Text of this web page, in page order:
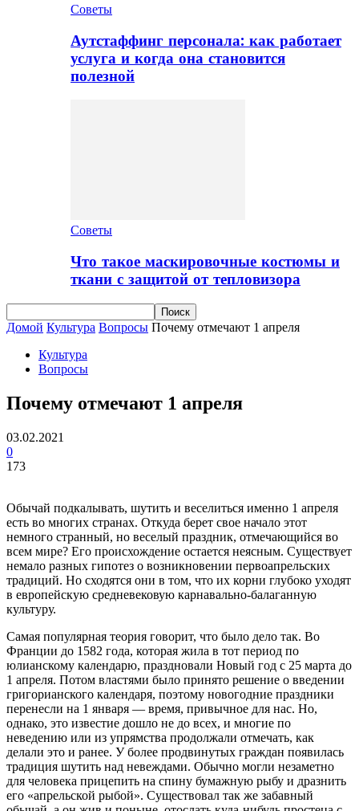
Советы
Аутстаффинг персонала: как работает
услуга и когда она становится
полезной
Советы
Что такое маскировочные костюмы и
ткани с защитой от тепловизора
Домой Культура Вопросы Почему отмечают 1 апреля
Культура
Вопросы
Почему отмечают 1 апреля
03.02.2021
0
173
Обычай подкалывать, шутить и веселиться именно 1 апреля
есть во многих странах. Откуда берет свое начало этот
немного странный, но веселый праздник, отмечающийся во
всем мире? Его происхождение остается неясным. Существует
немало разных гипотез о возникновении первоапрельских
традиций. Но сходятся они в том, что их корни глубоко уходят
в европейскую средневековую карнавально-балаганную
культуру.
Самая популярная теория говорит, что было дело так. Во
Франции до 1582 года, которая жила в тот период по
юлианскому календарю, праздновали Новый год с 25 марта до
1 апреля. Потом властями было принято решение о введении
григорианского календаря, поэтому новогодние праздники
перенесли на 1 января — время, привычное для нас. Но,
однако, это известие дошло не до всех, и многие по
неведению или из упрямства продолжали отмечать, как
делали это и ранее. У более продвинутых граждан появилась
традиция шутить над невеждами. Обычно могли незаметно
для человека прицепить на спину бумажную рыбу и дразнить
его «апрельской рыбой». Существовал так же забавный